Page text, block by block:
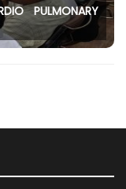
PULMONARY